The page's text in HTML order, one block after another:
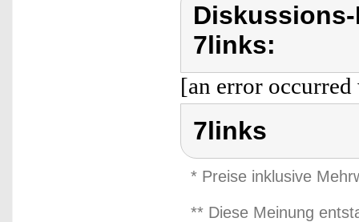
7links:
[an error
7links
* Preise inklusive
** Diese Meinung